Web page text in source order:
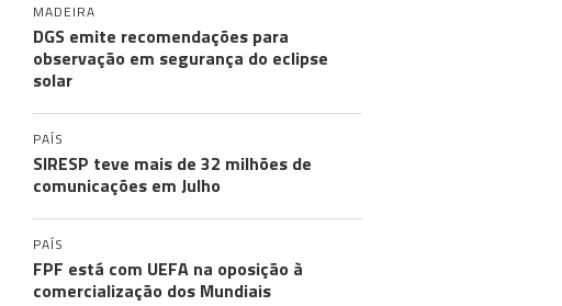
MADEIRA
DGS emite recomendações para
observação em segurança do eclipse
solar
PAÍS
SIRESP teve mais de 32 milhões de
comunicações em Julho
PAÍS
FPF está com UEFA na oposição à
comercialização dos Mundiais